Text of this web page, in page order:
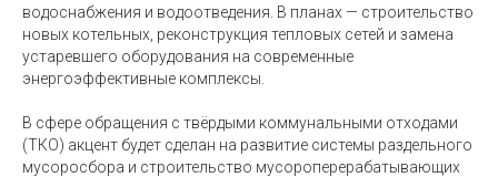
водоснабжения и водоотведения. В планах — строительство
новых котельных, реконструкция тепловых сетей и замена
устаревшего оборудования на современные
энергоэффективные комплексы.
В сфере обращения с твёрдыми коммунальными отходами
(ТКО) акцент будет сделан на развитие системы раздельного
мусоросбора и строительство мусороперерабатывающих